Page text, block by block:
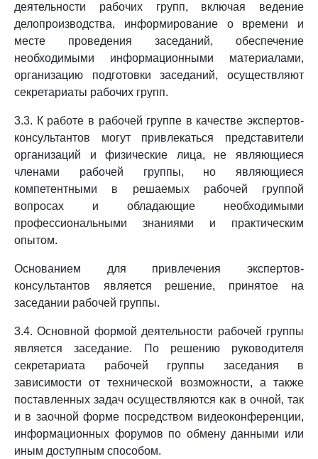
деятельности рабочих групп, включая ведение
делопроизводства, информирование о времени и
месте проведения заседаний, обеспечение
необходимыми информационными материалами,
организацию подготовки заседаний, осуществляют
секретариаты рабочих групп.
3.3. К работе в рабочей группе в качестве экспертов-
консультантов могут привлекаться представители
организаций и физические лица, не являющиеся
членами рабочей группы, но являющиеся
компетентными в решаемых рабочей группой
вопросах и обладающие необходимыми
профессиональными знаниями и практическим
опытом.
Основанием для привлечения экспертов-
консультантов является решение, принятое на
заседании рабочей группы.
3.4. Основной формой деятельности рабочей группы
является заседание. По решению руководителя
секретариата рабочей группы заседания в
зависимости от технической возможности, а также
поставленных задач осуществляются как в очной, так
и в заочной форме посредством видеоконференции,
информационных форумов по обмену данными или
иным доступным способом.